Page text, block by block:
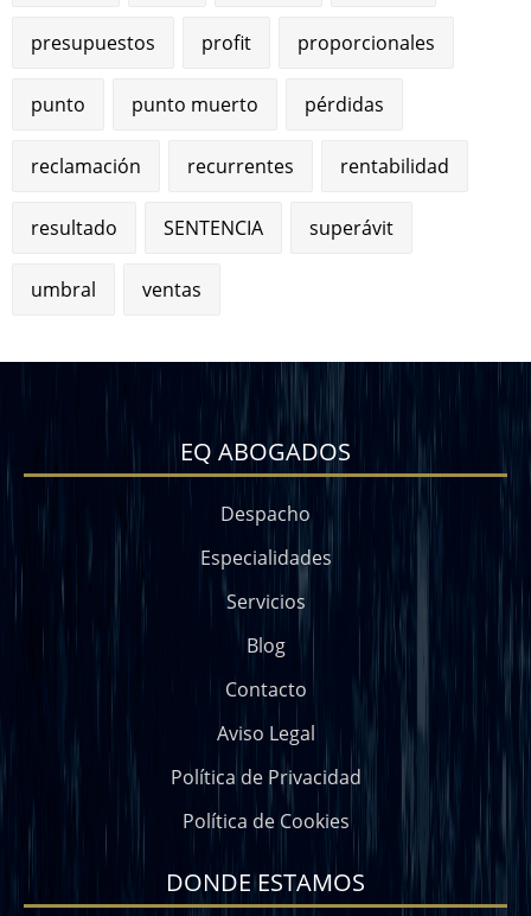
presupuestos profit proporcionales
punto punto muerto pérdidas
reclamación recurrentes rentabilidad
resultado SENTENCIA superávit
umbral ventas
EQ ABOGADOS
Despacho
Especialidades
Servicios
Blog
Contacto
Aviso Legal
Política de Privacidad
Política de Cookies
DONDE ESTAMOS